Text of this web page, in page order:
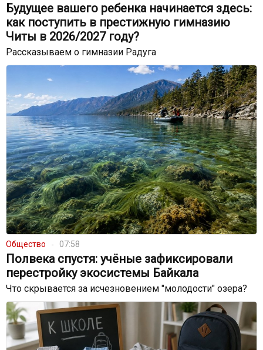
Будущее вашего ребенка начинается здесь:
как поступить в престижную гимназию
Читы в 2026/2027 году?
Рассказываем о гимназии Радуга
Общество 07:58
Полвека спустя: учёные зафиксировали
перестройку экосистемы Байкала
Что скрывается за исчезновением "молодости" озера?